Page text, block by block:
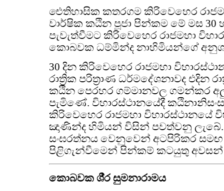
ඓතිහාසික කතරගම කිරිවෙහෙර
වාර්ෂික කඨින පූජා පින්කම මේ මස 30
පැවැත්වීමට කිරිවෙහෙර රාජමහා
කොබවක ධම්මින්ද නාහිමියන්ගේ
30 දින කිරිවෙහෙර රාජමහා
රාත්‍රික පරිත්‍රාණ ධර්මදේශනාවද එදින
කඨින පෙරහර ගම්මානවල ගමන්කර
පැමිණේ. විහාරස්ථානයේදී
කිරිවෙහෙර රාජමහා විහාරස්ථානයේ
ඤාණින්ද හිමියන් විසින් පවත්වනු ලැබේ.
සංඝරත්නය වෙනුවෙන් අටපිරිකර සමඟ
පිළිගැන්වීමෙන් පින්කම් කටයුතු අවසන්
කොබවක ශී‍්‍ර සුමනාරාමය